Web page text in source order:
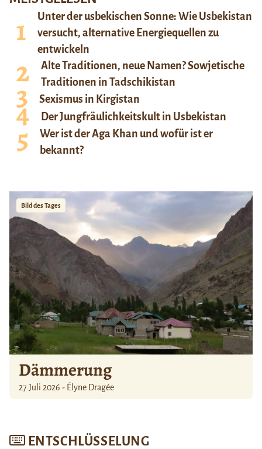
Unter der usbekischen Sonne: Wie Usbekistan
versucht, alternative Energiequellen zu
entwickeln
Alte Traditionen, neue Namen? Sowjetische
Traditionen in Tadschikistan
Sexismus in Kirgistan
Der Jungfräulichkeitskult in Usbekistan
Wer ist der Aga Khan und wofür ist er
bekannt?
Bild des Tages
Dämmerung
27 Juli 2026 - Élyne Dragée
ENTSCHLÜSSELUNG